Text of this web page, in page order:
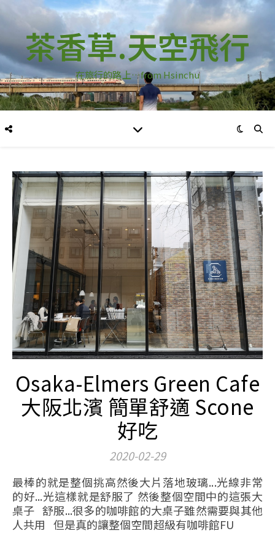
茶香草.天空飛行
在旅行的路上…from Hsinchu
Osaka-Elmers Green Cafe
大阪北濱 簡單舒適 Scone
好吃
2020-02-29
最棒的就是整個挑高然後大片落地玻璃...光線非常
的好...光這樣就是舒服了 然後整個空間中的這張大
桌子 舒服...很多的咖啡館的大桌子雖然需要與其他
人共用 但是真的讓整個空間超級有咖啡館FU